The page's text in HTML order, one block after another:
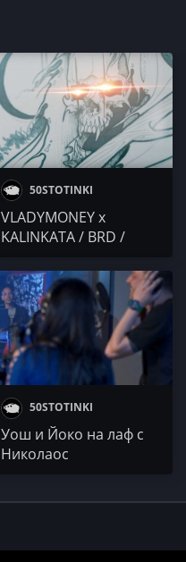
50STOTINKI
VLADYMONEY x
KALINKATA / BRD /
DJ 89 & Boryana
Vasileva
50STOTINKI
Уош и Йоко на лаф с
Николаос